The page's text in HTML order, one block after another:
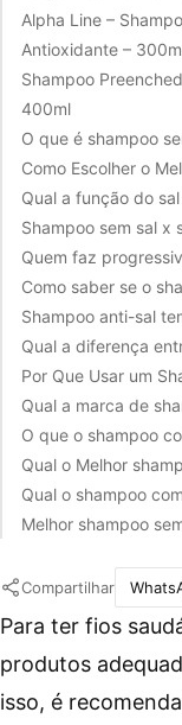
Alpha Line –
Antioxidante –
Shampoo
400ml
O que é shampoo
Como Escolher o
Qual a função do
Shampoo sem sal x
Quem faz
Como saber se o
Shampoo anti-sal
Qual a diferença
Por Que Usar um
Qual a marca de
O que o shampoo
Qual o Melhor
Qual o shampoo
Melhor shampoo
Compartilhar
Para ter fios
produtos
isso, é